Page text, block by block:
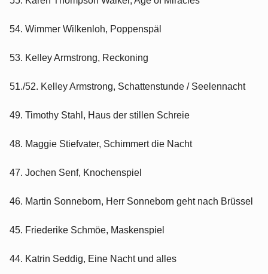
54. Wimmer Wilkenloh, Poppenspäl
53. Kelley Armstrong, Reckoning
51./52. Kelley Armstrong, Schattenstunde / Seelennacht
49. Timothy Stahl, Haus der stillen Schreie
48. Maggie Stiefvater, Schimmert die Nacht
47. Jochen Senf, Knochenspiel
46. Martin Sonneborn, Herr Sonneborn geht nach Brüssel
45. Friederike Schmöe, Maskenspiel
44. Katrin Seddig, Eine Nacht und alles